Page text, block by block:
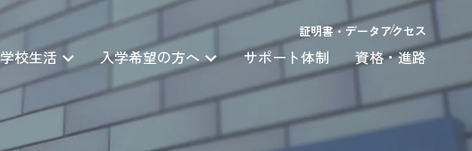
証明書・データアクセス
学校生活 入学希望の方へ サポート体制 資格・進路